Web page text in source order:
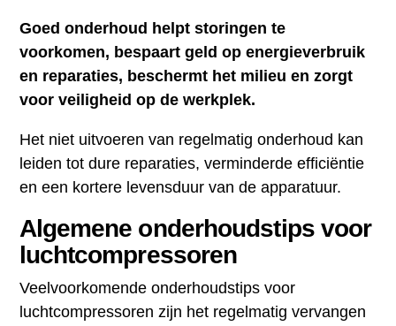
Goed onderhoud helpt storingen te
voorkomen, bespaart geld op energieverbruik
en reparaties, beschermt het milieu en zorgt
voor veiligheid op de werkplek.
Het niet uitvoeren van regelmatig onderhoud kan
leiden tot dure reparaties, verminderde efficiëntie
en een kortere levensduur van de apparatuur.
Algemene onderhoudstips voor
luchtcompressoren
Veelvoorkomende onderhoudstips voor
luchtcompressoren zijn het regelmatig vervangen